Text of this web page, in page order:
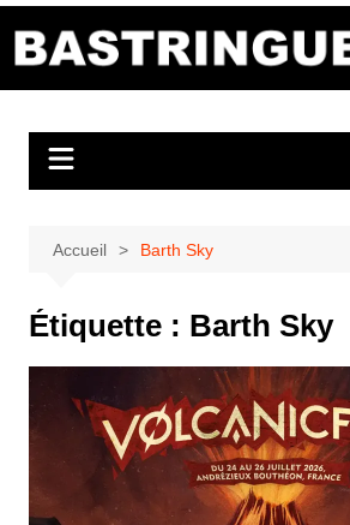
Accueil Barth Sky
Étiquette : Barth Sky